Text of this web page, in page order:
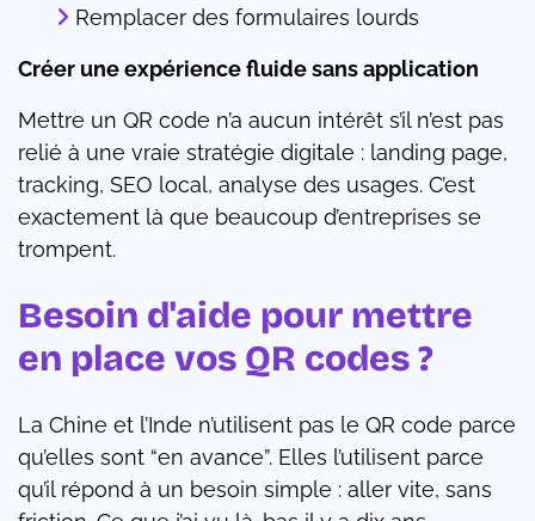
Remplacer des formulaires lourds
Créer une expérience fluide sans application
Mettre un QR code n’a aucun intérêt s’il n’est pas
relié à une vraie stratégie digitale : landing page,
tracking, SEO local, analyse des usages. C’est
exactement là que beaucoup d’entreprises se
trompent.
Besoin d'aide pour mettre
en place vos QR codes ?
La Chine et l’Inde n’utilisent pas le QR code parce
qu’elles sont “en avance”. Elles l’utilisent parce
qu’il répond à un besoin simple : aller vite, sans